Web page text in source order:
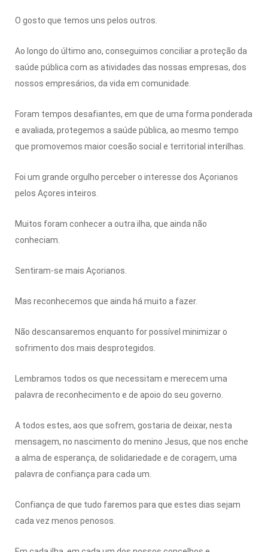
O gosto que temos uns pelos outros.
Ao longo do último ano, conseguimos conciliar a proteção da
saúde pública com as atividades das nossas empresas, dos
nossos empresários, da vida em comunidade.
Foram tempos desafiantes, em que de uma forma ponderada
e avaliada, protegemos a saúde pública, ao mesmo tempo
que promovemos maior coesão social e territorial interilhas.
Foi um grande orgulho perceber o interesse dos Açorianos
pelos Açores inteiros.
Muitos foram conhecer a outra ilha, que ainda não
conheciam.
Sentiram-se mais Açorianos.
Mas reconhecemos que ainda há muito a fazer.
Não descansaremos enquanto for possível minimizar o
sofrimento dos mais desprotegidos.
Lembramos todos os que necessitam e merecem uma
palavra de reconhecimento e de apoio do seu governo.
A todos estes, aos que sofrem, gostaria de deixar, nesta
mensagem, no nascimento do menino Jesus, que nos enche
a alma de esperança, de solidariedade e de coragem, uma
palavra de confiança para cada um.
Confiança de que tudo faremos para que estes dias sejam
cada vez menos penosos.